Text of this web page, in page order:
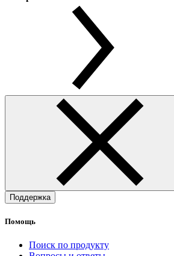
Поддержка
Помощь
Поиск по продукту